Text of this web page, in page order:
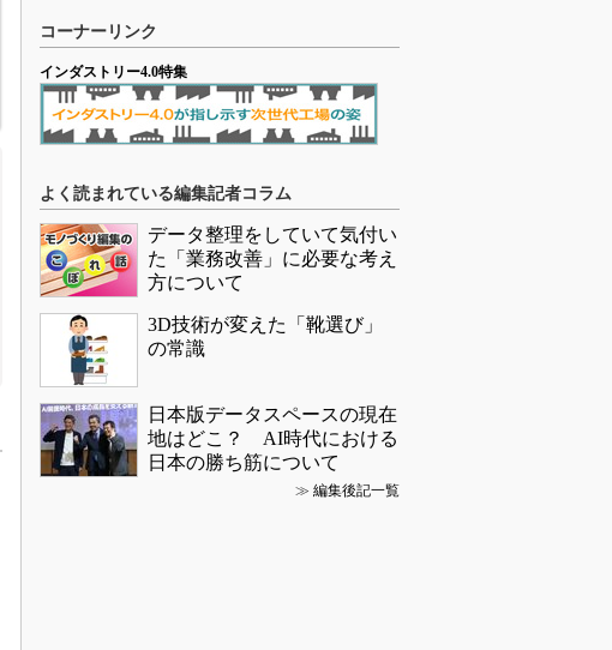
コーナーリンク
インダストリー4.0特集
よく読まれている編集記者コラム
データ整理をしていて気付い
た「業務改善」に必要な考え
方について
3D技術が変えた「靴選び」
の常識
日本版データスペースの現在
地はどこ？ AI時代における
日本の勝ち筋について
≫ 編集後記一覧